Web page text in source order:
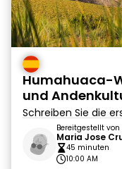
Humahuaca-
und
Schreiben Sie die
Bereitgestellt von
Maria Jose
45 minuten
10:00 AM